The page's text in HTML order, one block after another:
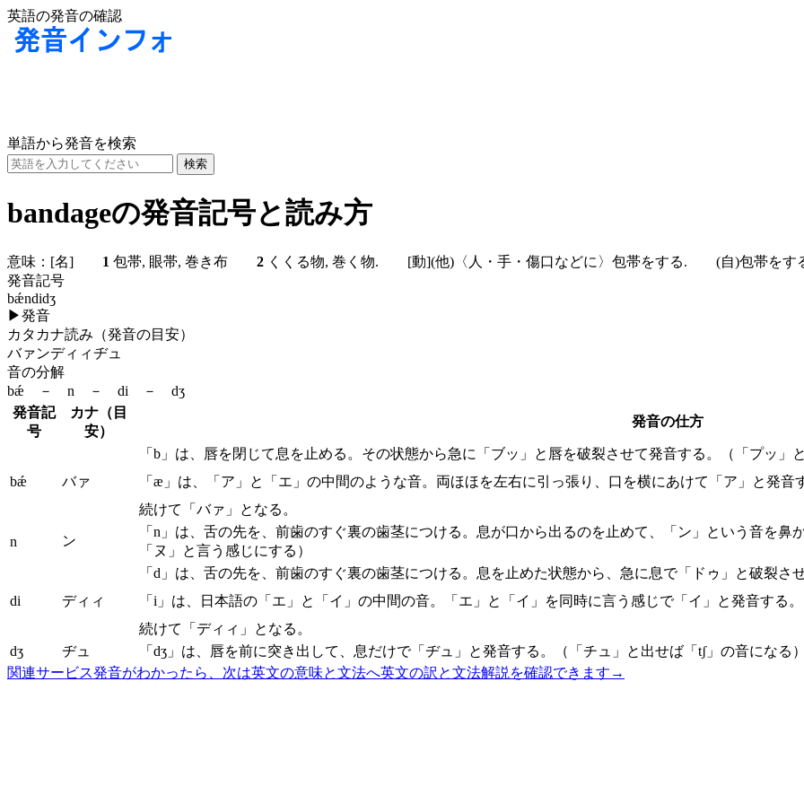
英語の発音の確認
単語から発音を検索
bandageの発音記号と読み方
意味： [名] 1 包帯, 眼帯, 巻き布 2 くくる物, 巻く物. [動](他) 〈人・手・傷口などに〉包帯をする. (自)包帯を
発音記号
bǽndidʒ
▶発音
カタカナ読み（発音の目安）
バァンディィヂュ
音の分解
bǽ － n － di － dʒ
発音記
号
カナ（目
安）
発音の仕方
bǽ バァ
「b」は、唇を閉じて息を止める。その状態から急に「ブッ」と唇を破裂させて発音する。（「プッ」
「æ」は、「ア」と「エ」の中間のような音。両ほほを左右に引っ張り、口を横にあけて「ア」と発音
続けて「バァ」となる。
n ン
「n」は、舌の先を、前歯のすぐ裏の歯茎につける。息が口から出るのを止めて、「ン」という音を
「ヌ」と言う感じにする）
di ディィ
「d」は、舌の先を、前歯のすぐ裏の歯茎につける。息を止めた状態から、急に息で「ドゥ」と破裂さ
「i」は、日本語の「エ」と「イ」の中間の音。「エ」と「イ」を同時に言う感じで「イ」と発音する。
続けて「ディィ」となる。
dʒ
ヂュ
「dʒ」は、唇を前に突き出して、息だけで「ヂュ」と発音する。（「チュ」と出せば「tʃ」の音になる）
関連サービス発音がわかったら、次は英文の意味と文法へ英文の訳と文法解説を確認できます →